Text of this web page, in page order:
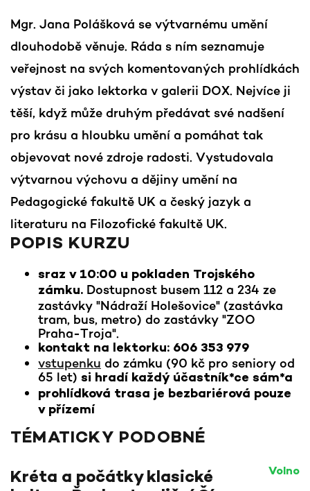
Mgr. Jana Polášková se výtvarnému umění
dlouhodobě věnuje. Ráda s ním seznamuje
veřejnost na svých komentovaných prohlídkách
výstav či jako lektorka v galerii DOX. Nejvíce ji
těší, když může druhým předávat své nadšení
pro krásu a hloubku umění a pomáhat tak
objevovat nové zdroje radosti. Vystudovala
výtvarnou výchovu a dějiny umění na
Pedagogické fakultě UK a český jazyk a
literaturu na Filozofické fakultě UK.
POPIS KURZU
sraz v 10:00 u pokladen Trojského
zámku. Dostupnost busem 112 a 234 ze
zastávky "Nádraží Holešovice" (zastávka
tram, bus, metro) do zastávky "ZOO
Praha-Troja".
kontakt na lektorku: 606 353 979
vstupenku do zámku (90 kč pro seniory od
65 let) si hradí každý účastník*ce sám*a
prohlídková trasa je bezbariérová pouze
v přízemí
TÉMATICKY PODOBNÉ
Kréta a počátky klasické
Volno